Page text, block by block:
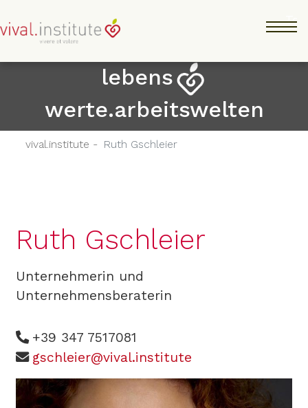
lebens
werte.arbeitswelten
vival.institute - Ruth Gschleier
Ruth Gschleier
Unternehmerin und
Unternehmensberaterin
+39 347 7517081
gschleier@vival.institute